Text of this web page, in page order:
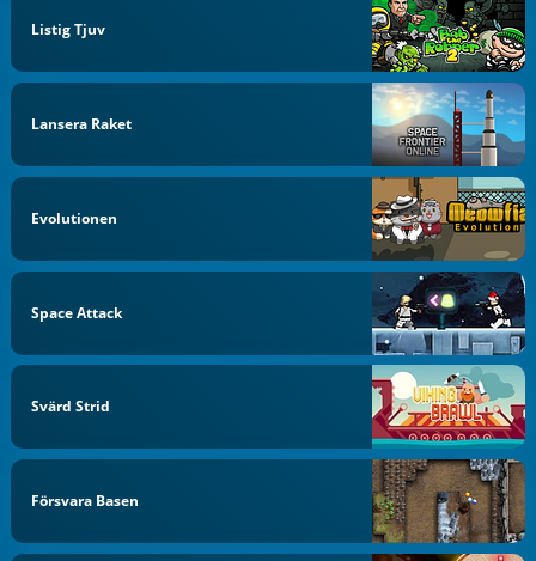
Listig Tjuv
Lansera Raket
Evolutionen
Space Attack
Svärd Strid
Försvara Basen